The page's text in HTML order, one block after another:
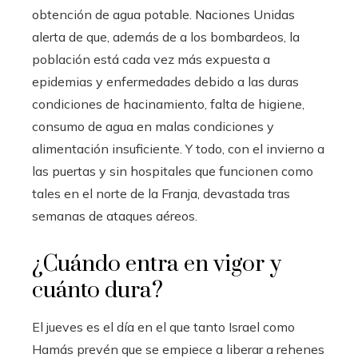
obtención de agua potable. Naciones Unidas
alerta de que, además de a los bombardeos, la
población está cada vez más expuesta a
epidemias y enfermedades debido a las duras
condiciones de hacinamiento, falta de higiene,
consumo de agua en malas condiciones y
alimentación insuficiente. Y todo, con el invierno a
las puertas y sin hospitales que funcionen como
tales en el norte de la Franja, devastada tras
semanas de ataques aéreos.
¿Cuándo entra en vigor y
cuánto dura?
El jueves es el día en el que tanto Israel como
Hamás prevén que se empiece a liberar a rehenes